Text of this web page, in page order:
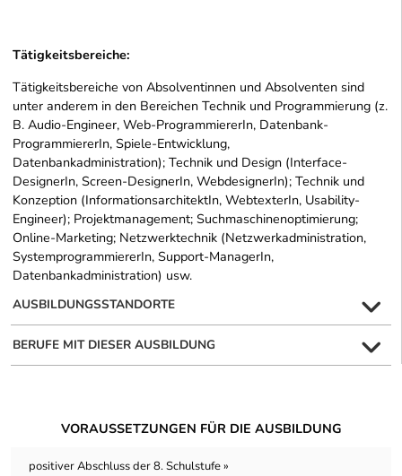
Tätigkeitsbereiche:
Tätigkeitsbereiche von Absolventinnen und Absolventen sind
unter anderem in den Bereichen Technik und Programmierung (z.
B. Audio-Engineer, Web-ProgrammiererIn, Datenbank-
ProgrammiererIn, Spiele-Entwicklung,
Datenbankadministration); Technik und Design (Interface-
DesignerIn, Screen-DesignerIn, WebdesignerIn); Technik und
Konzeption (InformationsarchitektIn, WebtexterIn, Usability-
Engineer); Projektmanagement; Suchmaschinenoptimierung;
Online-Marketing; Netzwerktechnik (Netzwerkadministration,
SystemprogrammiererIn, Support-ManagerIn,
Datenbankadministration) usw.
AUSBILDUNGSSTANDORTE
BERUFE MIT DIESER AUSBILDUNG
VORAUSSETZUNGEN FÜR DIE AUSBILDUNG
positiver Abschluss der 8. Schulstufe »